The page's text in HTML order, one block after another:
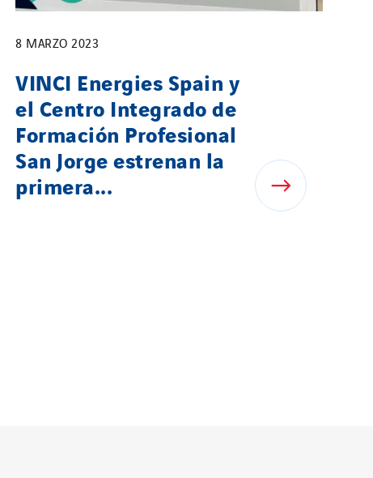
8 MARZO 2023
VINCI Energies Spain y
el Centro Integrado de
Formación Profesional
San Jorge estrenan la
primera...